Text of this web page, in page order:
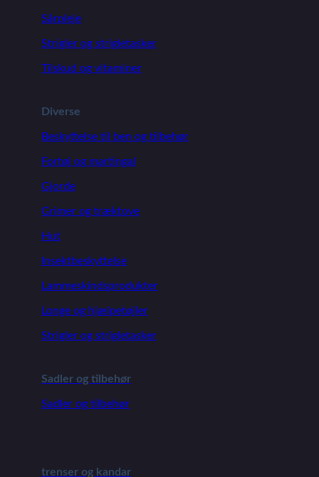
Sårpleje
Strigler og strigletasker
Tilskud og vitaminer
Diverse
Beskyttelse til ben og tilbehør
Fortøj og martingal
Gjorde
Grimer og træktove
Hut
Insektbeskyttelse
Lammeskindsprodukter
Longe og hjælpetøjler
Strigler og strigletasker
Sadler og tilbehør
Sadler og tilbehør
trenser og kandar